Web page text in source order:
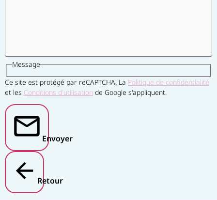
Message
Ce site est protégé par reCAPTCHA. La Politique de confidentialité
et les Conditions d'utilisation de Google s'appliquent.
Envoyer
Retour